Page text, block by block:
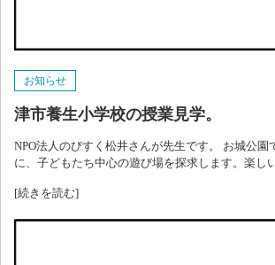
お知らせ
津市養生小学校の授業見学。
NPO法人のびすく松井さんが先生です。 お城公園
に、子どもたち中心の遊び場を探求します。楽しい
[続きを読む]